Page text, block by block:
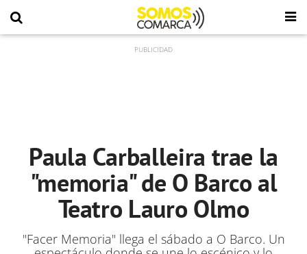
Paula Carballeira trae la
"memoria" de O Barco al
Teatro Lauro Olmo
"Facer Memoria" llega el sábado a O Barco. Un